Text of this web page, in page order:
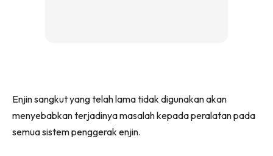
Enjin sangkut yang telah lama tidak digunakan akan
menyebabkan terjadinya masalah kepada peralatan pada
semua sistem penggerak enjin.